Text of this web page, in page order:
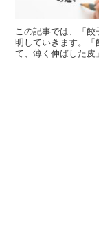
この記事では、「
明していきます。「
て、薄く伸ばした皮